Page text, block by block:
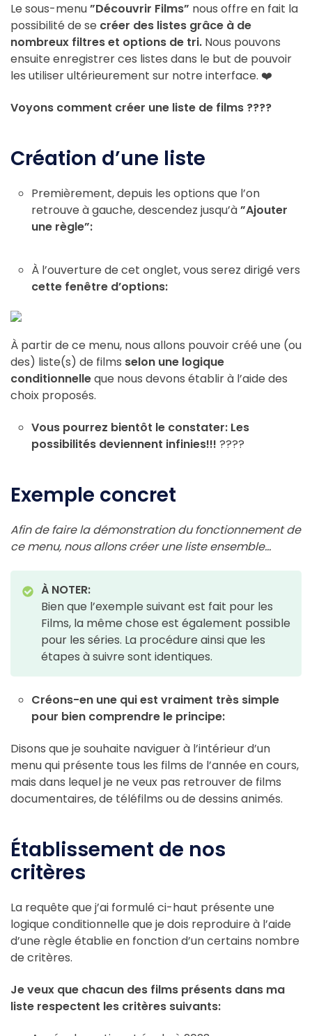
Le sous-menu”Découvrir Films” nous offre en fait la
possibilité de se créer des listes grâce à de
nombreux filtres et options de tri. Nous pouvons
ensuite enregistrer ces listes dans le but de pouvoir
les utiliser ultérieurement sur notre interface. ❤️
Voyons comment créer une liste de films ????
Création d’une liste
Premièrement, depuis les options que l’on
retrouve à gauche, descendez jusqu’à”Ajouter
une règle”:
À l’ouverture de cet onglet, vous serez dirigé vers
cette fenêtre d’options:
À partir de ce menu, nous allons pouvoir créé une (ou
des) liste(s) de films selon une logique
conditionnelleque nous devons établir à l’aide des
choix proposés.
Vous pourrez bientôt le constater: Les
possibilités deviennent infinies!!! ????
Exemple concret
Afin de faire la démonstration du fonctionnement de
ce menu, nous allons créer une liste ensemble…
À NOTER:
Bien que l’exemple suivant est fait pour les
Films, la même chose est également possible
pour les séries. La procédure ainsi que les
étapes à suivre sont identiques.
Créons-en une qui est vraiment très simple
pour bien comprendre le principe:
Disons que je souhaite naviguer à l’intérieur d’un
menu qui présente tous les films de l’année en cours,
mais dans lequel je ne veux pas retrouver de films
documentaires, de téléfilms ou de dessins animés.
Établissement de nos
critères
La requête que j’ai formulé ci-haut présente une
logique conditionnelle que je dois reproduire à l’aide
d’une règle établie en fonction d’un certains nombre
de critères.
Je veux que chacun des films présents dans ma
liste respectent les critères suivants: